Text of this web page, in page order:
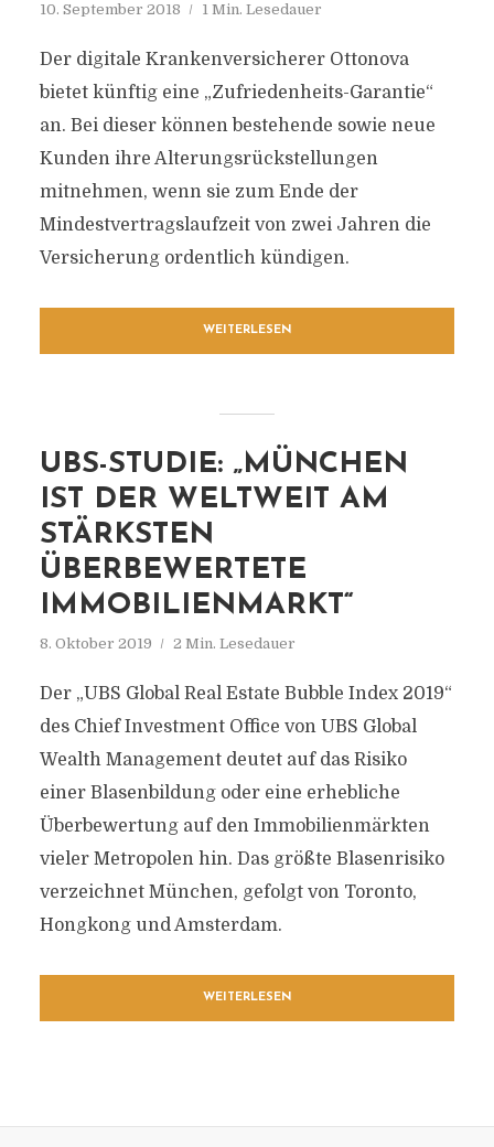
10. September 2018 1 Min. Lesedauer
Der digitale Krankenversicherer Ottonova
bietet künftig eine „Zufriedenheits-Garantie“
an. Bei dieser können bestehende sowie neue
Kunden ihre Alterungsrückstellungen
mitnehmen, wenn sie zum Ende der
Mindestvertragslaufzeit von zwei Jahren die
Versicherung ordentlich kündigen.
WEITERLESEN
UBS-STUDIE: „MÜNCHEN
IST DER WELTWEIT AM
STÄRKSTEN
ÜBERBEWERTETE
IMMOBILIENMARKT“
8. Oktober 2019 2 Min. Lesedauer
Der „UBS Global Real Estate Bubble Index 2019“
des Chief Investment Office von UBS Global
Wealth Management deutet auf das Risiko
einer Blasenbildung oder eine erhebliche
Überbewertung auf den Immobilienmärkten
vieler Metropolen hin. Das größte Blasenrisiko
verzeichnet München, gefolgt von Toronto,
Hongkong und Amsterdam.
WEITERLESEN